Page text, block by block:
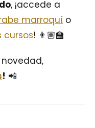
, ¡accede a
marroquí o
cursos! 👨🏽‍🏫
! 📲